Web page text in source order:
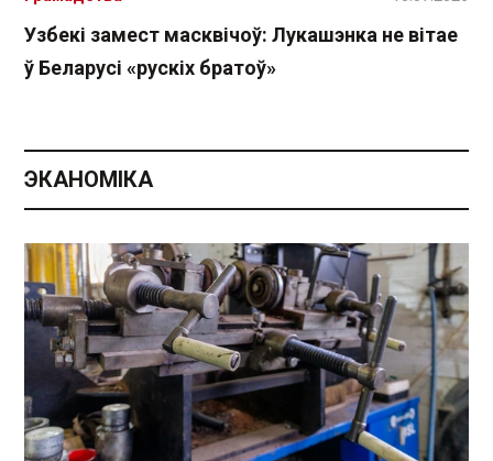
Узбекі замест масквічоў: Лукашэнка не вітае
ў Беларусі «рускіх братоў»
ЭКАНОМІКА